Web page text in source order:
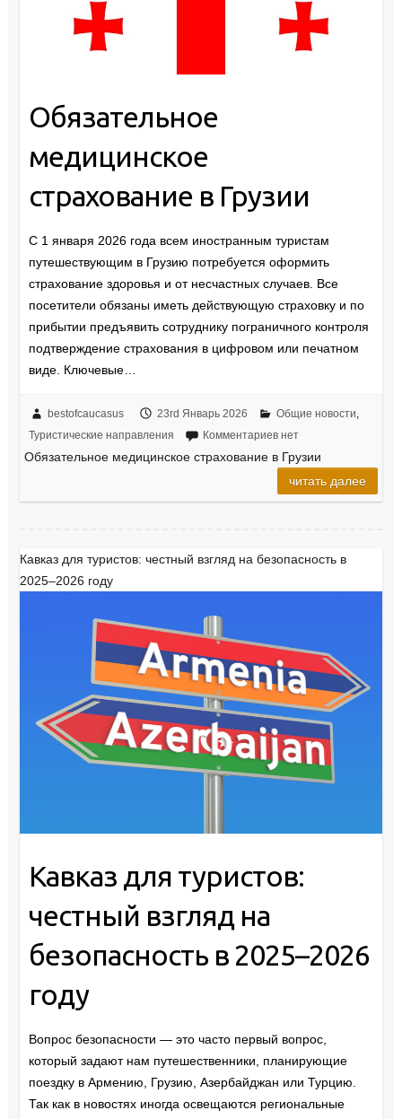
Обязательное
медицинское
страхование в Грузии
С 1 января 2026 года всем иностранным туристам
путешествующим в Грузию потребуется оформить
страхование здоровья и от несчастных случаев. Все
посетители обязаны иметь действующую страховку и по
прибытии предъявить сотруднику пограничного контроля
подтверждение страхования в цифровом или печатном
виде. Ключевые…
bestofcaucasus 23rd Январь 2026 Общие новости,
Туристические направления
Комментариев нет
Обязательное медицинское страхование в Грузии
читать далее
Кавказ для туристов: честный взгляд на безопасность в
2025–2026 году
Кавказ для туристов:
честный взгляд на
безопасность в 2025–2026
году
Вопрос безопасности — это часто первый вопрос,
который задают нам путешественники, планирующие
поездку в Армению, Грузию, Азербайджан или Турцию.
Так как в новостях иногда освещаются региональные